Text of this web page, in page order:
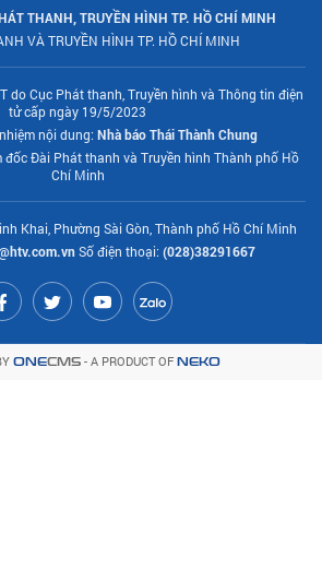
THANH, TRUYỀN HÌNH TP. HỒ CHÍ MINH
VÀ TRUYỀN HÌNH TP. HỒ CHÍ MINH
do Cục Phát thanh, Truyền hình và Thông tin điện
tử cấp ngày 19/5/2023
nội dung: Nhà báo Thái Thành Chung
đốc Đài Phát thanh và Truyền hình Thành phố Hồ
Chí Minh
Khai, Phường Sài Gòn, Thành phố Hồ Chí Minh
Số điện thoại: (028)38291667
ONECMS- A PRODUCT OF NEKO